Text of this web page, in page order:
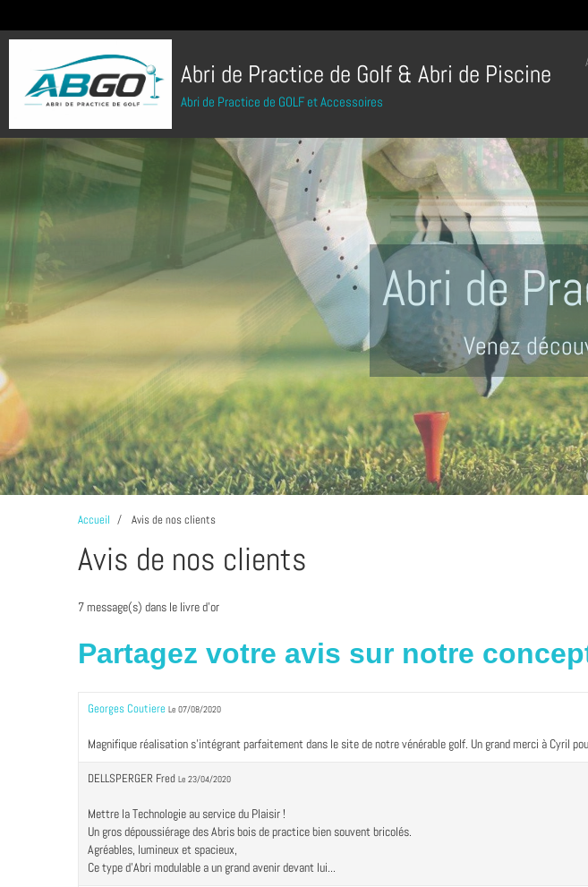
Abri de Practice de Golf & Abri de Piscine
Abri de Practice de GOLF et Accessoires
Accueil Avis de nos clients
Avis de nos clients
7 message(s) dans le livre d'or
Partagez votre avis sur notre
Georges Coutiere Le 07/08/2020
Magnifique réalisation s'intégrant parfaitement dans le site de notre vénérable golf. Un grand merci à Cyril
DELLSPERGER Fred Le 23/04/2020
Mettre la Technologie au service du Plaisir !
Un gros dépoussiérage des Abris bois de practice bien souvent bricolés.
Agréables, lumineux et spacieux,
Ce type d'Abri modulable a un grand avenir devant lui...